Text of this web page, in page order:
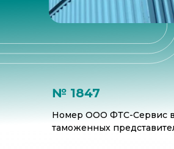
Номер ООО ФТС-Сервис в
таможенных
№ 1847
Наши преимущества